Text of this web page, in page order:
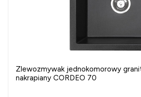
Zlewozmywak jednokomorowy
nakrapiany CORDEO 70